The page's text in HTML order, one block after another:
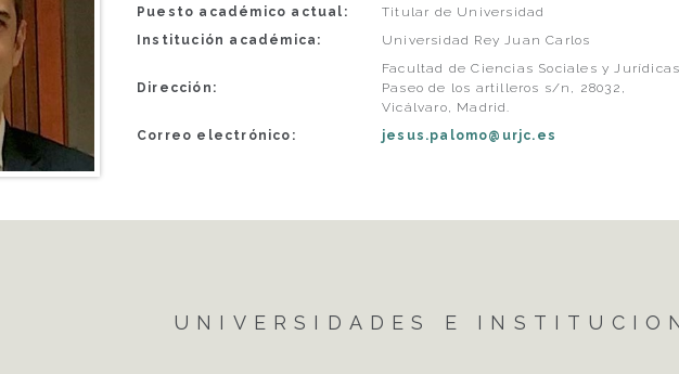
Puesto académico actual:
Titular de Universidad
Institución académica:
Universidad Rey Juan Carlos
Dirección:
Facultad de Ciencias Sociales y
Paseo de los artilleros s/n, 28032,
Vicálvaro, Madrid.
Correo electrónico:
jesus.palomo@urjc.es
UNIVERSIDADES E